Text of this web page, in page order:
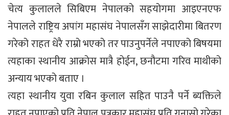
चेत्य कुलालले सिबिएम नेपालको सहयोगमा आइएनएफ
नेपालले राष्ट्रिय अपांग महासंघ नेपालसँग साझेदारीमा बितरण
गरेको राहत धेरै राम्रो भएको तर पाउनुपर्नेले नपाएको बिषयमा
त्यहाका स्थानीय आक्रोस मात्रै होईन, छनौटमा गरिव माथीको
अन्याय भएको बताए ।
त्यहा स्थानीय युवा रबिन कुलाल सहित पाउनै पर्ने ब्यक्तिले